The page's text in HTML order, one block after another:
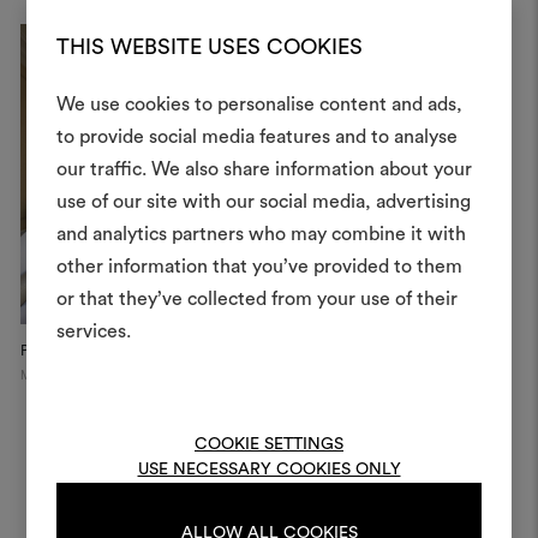
THIS WEBSITE USES COOKIES
We use cookies to personalise content and ads,
to provide social media features and to analyse
our traffic. We also share information about your
use of our site with our social media, advertising
and analytics partners who may combine it with
other information that you’ve provided to them
or that they’ve collected from your use of their
services.
COOKIE SETTINGS
USE NECESSARY COOKIES ONLY
ALLOW ALL COOKIES
Private Apartment
Milan
Crea
Uno strumento interattivo
e condividere le tue idee,